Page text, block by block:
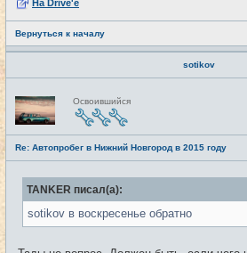
На Drive'e
Вернуться к началу
sotikov
Н
е
в
с
е
т
и
Освоившийся
Re: Автопробег в Нижний Новгород в 2015 году
TANKER писал(а):
sotikov в воскресенье обратно